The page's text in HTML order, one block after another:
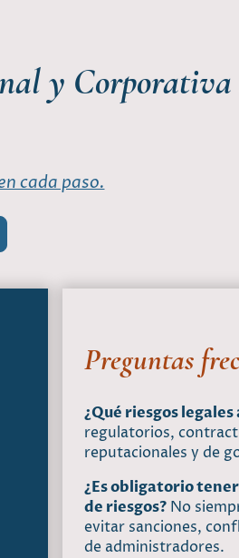
y
cada paso.
Preguntas
¿Qué riesgos legales
regulatorios,
reputacionales y de
¿Es obligatorio
de riesgos?No
evitar sanciones,
de administradores.